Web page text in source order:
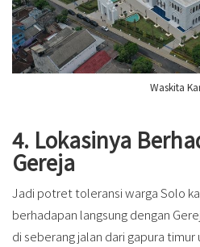
Waskita
4. Lokasinya
Gereja
Jadi potret toleransi warga Solo
berhadapan langsung dengan
di seberang jalan dari gapura timur